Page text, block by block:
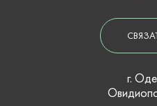
г.